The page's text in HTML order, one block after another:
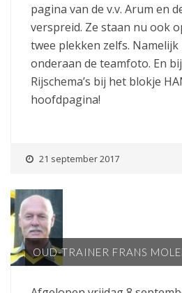
pagina van de v.v. Arum en
verspreid. Ze staan nu ook
twee plekken zelfs. Namelijk
onderaan de teamfoto. En
Rijschema’s bij het blokje
hoofdpagina!
21 september 2017
OUD-TRAINER FRANS